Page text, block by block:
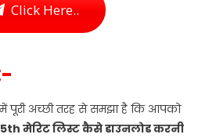
Click Here..
अच्छी तरह से समझा है कि आपको
5th मेरिट लिस्ट कैसे डाउनलोड करनी